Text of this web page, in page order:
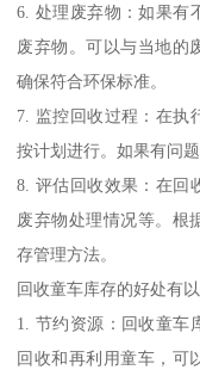
6. 处理废弃物：如果有
废弃物。可以与当地的
确保符合环保标准。
7. 监控回收过程：在执
按计划进行。如果有问
8. 评估回收效果：在回
废弃物处理情况等。根
存管理方法。
回收童车库存的好处有以
1. 节约资源：回收童车
回收和再利用童车，可